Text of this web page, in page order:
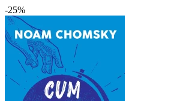
-25%